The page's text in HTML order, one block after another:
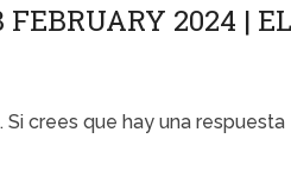
2024 | EL
crees que hay una respuesta